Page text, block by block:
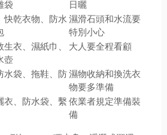
袋
日曬
快乾衣物、防水濕滑石頭和水流要
特別小心
衣、濕紙巾、
壺
大人要全程看顧
水袋、拖鞋、防濕物收納和換洗衣
物要多準備
衣、防水袋、繫依業者規定準備裝
備